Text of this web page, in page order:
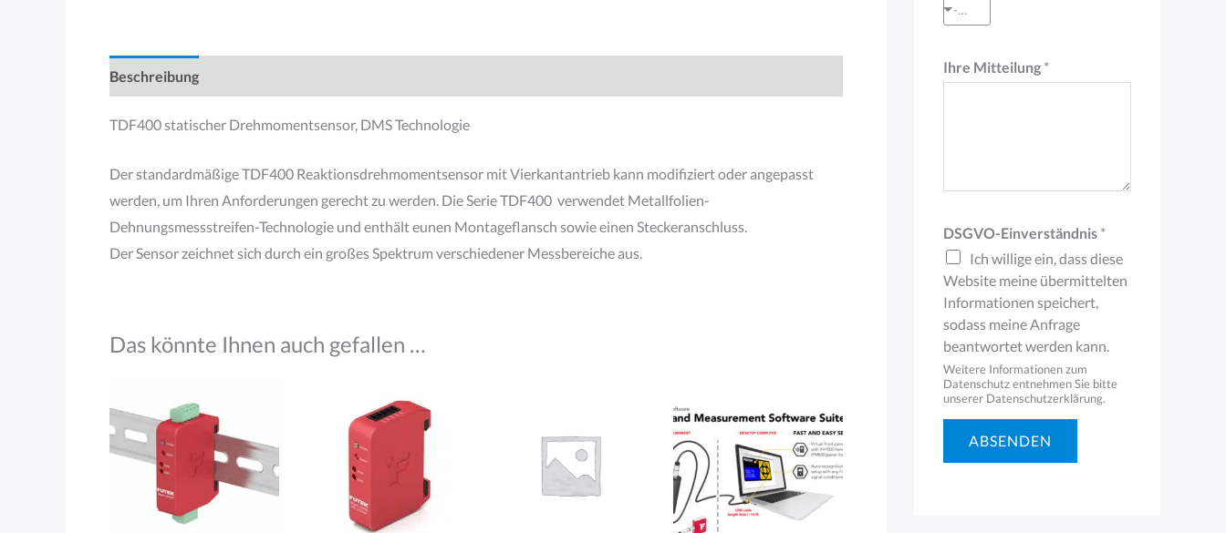
Beschreibung
TDF400 statischer Drehmomentsensor, DMS Technologie
Der standardmäßige TDF400 Reaktionsdrehmomentsensor mit Vierkantantrieb kann modifiziert oder angepasst
werden, um Ihren Anforderungen gerecht zu werden. Die Serie TDF400 verwendet Metallfolien-
Dehnungsmessstreifen-Technologie und enthält eunen Montageflansch sowie einen Steckeranschluss.
Der Sensor zeichnet sich durch ein großes Spektrum verschiedener Messbereiche aus.
Das könnte Ihnen auch gefallen …
a
l
--- Auswahl treffen ---
Ihre Mitteilung *
DSGVO-Einverständnis *
Ich willige ein, dass diese
Website meine übermittelten
Informationen speichert,
sodass meine Anfrage
beantwortet werden kann.
Weitere Informationen zum
Datenschutz entnehmen Sie bitte
unserer Datenschutzerklärung.
ABSENDEN